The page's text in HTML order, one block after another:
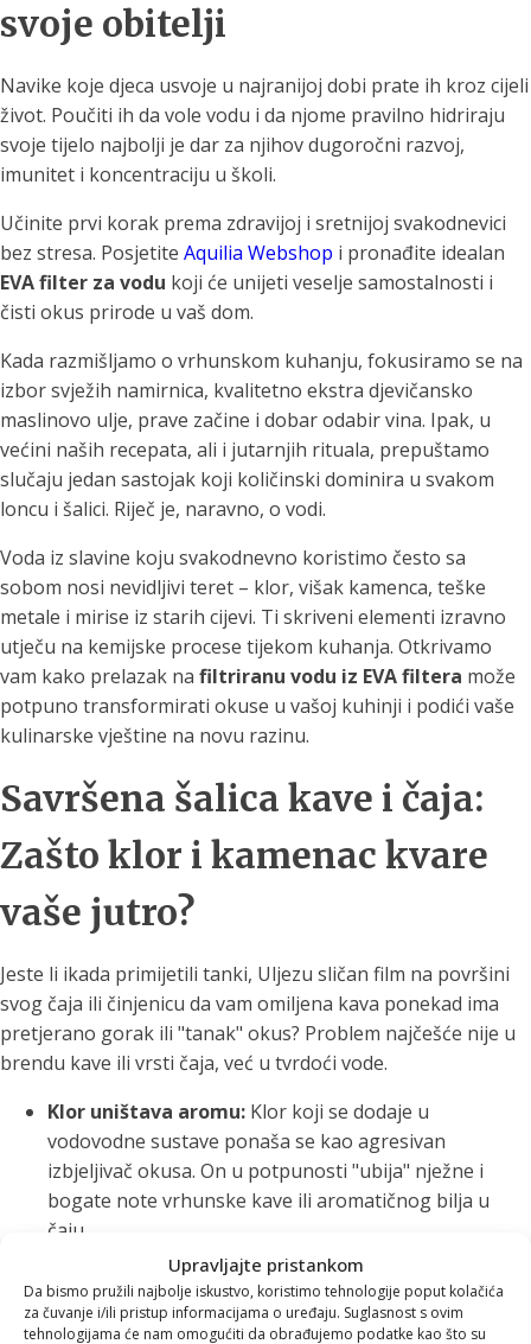
Upravljajte pristankom
Da bismo pružili najbolje iskustvo, koristimo tehnologije poput kolačića
za čuvanje i/ili pristup informacijama o uređaju. Suglasnost s ovim
tehnologijama će nam omogućiti da obrađujemo podatke kao što su
svoje obitelji
Navike koje djeca usvoje u najranijoj dobi prate ih kroz cijeli
život. Poučiti ih da vole vodu i da njome pravilno hidriraju
svoje tijelo najbolji je dar za njihov dugoročni razvoj,
imunitet i koncentraciju u školi.
Učinite prvi korak prema zdravijoj i sretnijoj svakodnevici
bez stresa. Posjetite Aquilia Webshop i pronađite idealan
EVA filter za vodu koji će unijeti veselje samostalnosti i
čisti okus prirode u vaš dom.
Kada razmišljamo o vrhunskom kuhanju, fokusiramo se na
izbor svježih namirnica, kvalitetno ekstra djevičansko
maslinovo ulje, prave začine i dobar odabir vina. Ipak, u
većini naših recepata, ali i jutarnjih rituala, prepuštamo
slučaju jedan sastojak koji količinski dominira u svakom
loncu i šalici. Riječ je, naravno, o vodi.
Voda iz slavine koju svakodnevno koristimo često sa
sobom nosi nevidljivi teret – klor, višak kamenca, teške
metale i mirise iz starih cijevi. Ti skriveni elementi izravno
utječu na kemijske procese tijekom kuhanja. Otkrivamo
vam kako prelazak na filtriranu vodu iz EVA filtera može
potpuno transformirati okuse u vašoj kuhinji i podići vaše
kulinarske vještine na novu razinu.
Savršena šalica kave i čaja:
Zašto klor i kamenac kvare
vaše jutro?
Jeste li ikada primijetili tanki, Uljezu sličan film na površini
svog čaja ili činjenicu da vam omiljena kava ponekad ima
pretjerano gorak ili "tanak" okus? Problem najčešće nije u
brendu kave ili vrsti čaja, već u tvrdoći vode.
Klor uništava aromu: Klor koji se dodaje u
vodovodne sustave ponaša se kao agresivan
izbjeljivač okusa. On u potpunosti "ubija" nježne i
bogate note vrhunske kave ili aromatičnog bilja u
čaju.
Kamenac blokira ekstrakciju:Previše tvrda voda
(puna kalcijevog karbonata) sprječava pravilno
otapanje aromatičnih ulja iz zrna kave ili listića čaja.